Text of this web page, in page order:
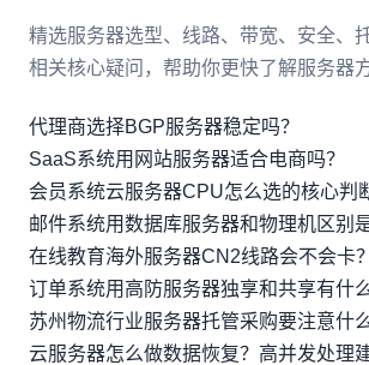
精选服务器选型、线路、带宽、安全、
相关核心疑问，帮助你更快了解服务器方
代理商选择BGP服务器稳定吗？
SaaS系统用网站服务器适合电商吗？
会员系统云服务器CPU怎么选的核心判
邮件系统用数据库服务器和物理机区别
在线教育海外服务器CN2线路会不会卡？
订单系统用高防服务器独享和共享有什
苏州物流行业服务器托管采购要注意什么
云服务器怎么做数据恢复？高并发处理